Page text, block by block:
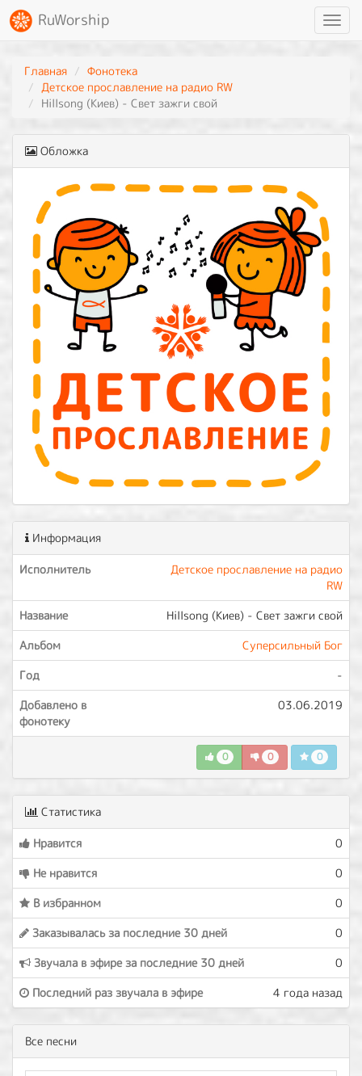
RuWorship
Главная
Фонотека
Детское прославление на радио RW
Hillsong (Киев) - Свет зажги свой
Обложка
Информация
Исполнитель
Детское прославление на радио
RW
Название
Hillsong (Киев) - Свет зажги свой
Альбом
Суперcильный Бог
Год
-
Добавлено в
фонотеку
03.06.2019
0 0 0
Статистика
Нравится
0
Не нравится
0
В избранном
0
Заказывалась за последние 30 дней
0
Звучала в эфире за последние 30 дней
0
Последний раз звучала в эфире
4 года назад
Все песни